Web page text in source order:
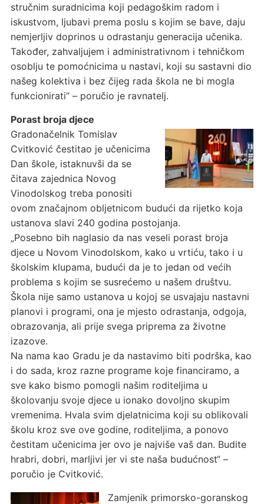
stručnim suradnicima koji pedagoškim radom i
iskustvom, ljubavi prema poslu s kojim se bave, daju
nemjerljiv doprinos u odrastanju generacija učenika.
Također, zahvaljujem i administrativnom i tehničkom
osoblju te pomoćnicima u nastavi, koji su sastavni dio
našeg kolektiva i bez čijeg rada škola ne bi mogla
funkcionirati“ – poručio je ravnatelj.
Porast broja djece
Gradonačelnik Tomislav
Cvitković čestitao je učenicima
Dan škole, istaknuvši da se
čitava zajednica Novog
Vinodolskog treba ponositi
ovom značajnom obljetnicom budući da rijetko koja
ustanova slavi 240 godina postojanja.
„Posebno bih naglasio da nas veseli porast broja
djece u Novom Vinodolskom, kako u vrtiću, tako i u
školskim klupama, budući da je to jedan od većih
problema s kojim se susrećemo u našem društvu.
Škola nije samo ustanova u kojoj se usvajaju nastavni
planovi i programi, ona je mjesto odrastanja, odgoja,
obrazovanja, ali prije svega priprema za životne
izazove.
Na nama kao Gradu je da nastavimo biti podrška, kao
i do sada, kroz razne programe koje financiramo, a
sve kako bismo pomogli našim roditeljima u
školovanju svoje djece u ionako dovoljno skupim
vremenima. Hvala svim djelatnicima koji su oblikovali
školu kroz sve ove godine, roditeljima, a ponovo
čestitam učenicima jer ovo je najviše vaš dan. Budite
hrabri, dobri, marljivi jer vi ste naša budućnost“ –
poručio je Cvitković.
Zamjenik primorsko-goranskog